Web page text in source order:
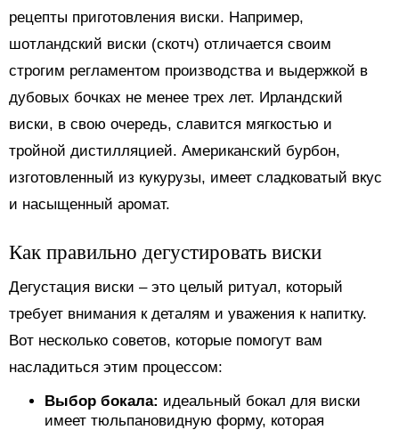
рецепты приготовления виски. Например,
шотландский виски (скотч) отличается своим
строгим регламентом производства и выдержкой в
дубовых бочках не менее трех лет. Ирландский
виски, в свою очередь, славится мягкостью и
тройной дистилляцией. Американский бурбон,
изготовленный из кукурузы, имеет сладковатый вкус
и насыщенный аромат.
Как правильно дегустировать виски
Дегустация виски – это целый ритуал, который
требует внимания к деталям и уважения к напитку.
Вот несколько советов, которые помогут вам
насладиться этим процессом:
Выбор бокала: идеальный бокал для виски
имеет тюльпановидную форму, которая